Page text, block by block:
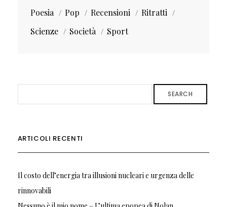
Poesia
Pop Recensioni
Ritratti
Scienze
Società Sport
SEARCH
ARTICOLI RECENTI
Il costo dell’energia tra illusioni nucleari e urgenza delle
rinnovabili